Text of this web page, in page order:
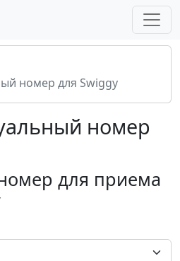
номер для Swiggy
номер
для приема